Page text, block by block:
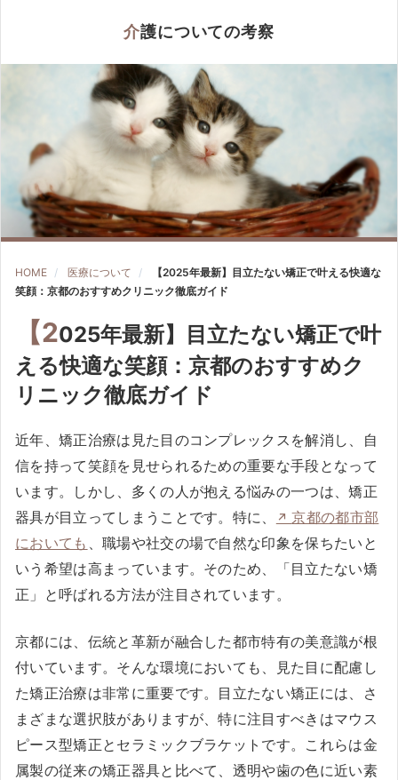
介護についての考察
HOME 医療について
【2025年最新】目立たない矯正で叶える快適な
笑顔：京都のおすすめクリニック徹底ガイド
【2025年最新】目立たない矯正で叶
える快適な笑顔：京都のおすすめク
リニック徹底ガイド
近年、矯正治療は見た目のコンプレックスを解消し、自
信を持って笑顔を見せられるための重要な手段となって
います。しかし、多くの人が抱える悩みの一つは、矯正
器具が目立ってしまうことです。特に、
京都の都市部
においても 、職場や社交の場で自然な印象を保ちたいと
いう希望は高まっています。そのため、「目立たない矯
正」と呼ばれる方法が注目されています。
京都には、伝統と革新が融合した都市特有の美意識が根
付いています。そんな環境においても、見た目に配慮し
た矯正治療は非常に重要です。目立たない矯正には、さ
まざまな選択肢がありますが、特に注目すべきはマウス
ピース型矯正とセラミックブラケットです。これらは金
属製の従来の矯正器具と比べて、透明や歯の色に近い素